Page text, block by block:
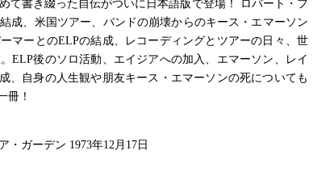
て書き綴った自伝がついに日本語版で登場！ ロバート・フ
成、米国ツアー、バンドの崩壊からのキース・エマーソン
マーとのELPの結成、レコーディングとツアーの日々、世
ELP後のソロ活動、エイジアへの加入、エマーソン、レイ
、自身の人生観や朋友キース・エマーソンの死についても
冊！
・ガーデン 1973年12月17日